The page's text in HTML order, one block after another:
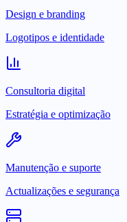
Design e branding
Logotipos e identidade
Consultoria digital
Estratégia e optimização
Manutenção e suporte
Actualizações e segurança